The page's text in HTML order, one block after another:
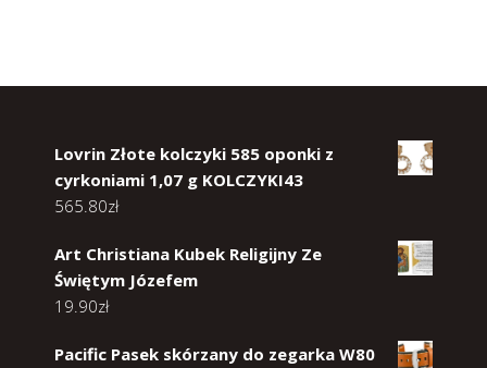
Lovrin Złote kolczyki 585 oponki z
cyrkoniami 1,07 g KOLCZYKI43
565.80zł
Art Christiana Kubek Religijny Ze
Świętym Józefem
19.90zł
Pacific Pasek skórzany do zegarka W80